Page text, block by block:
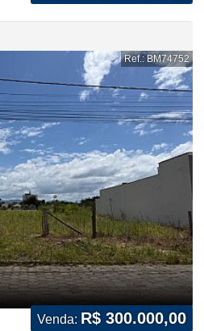
Ref.: BM74752
Venda: R$ 300.000,00